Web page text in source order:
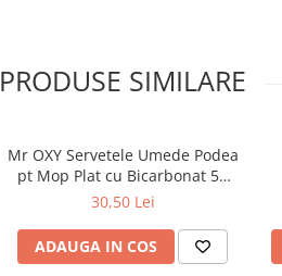
PRODUSE SIMILARE
Mr OXY Servetele Umede Podea
pt Mop Plat cu Bicarbonat 50
buc
30,50 Lei
ADAUGA IN COS